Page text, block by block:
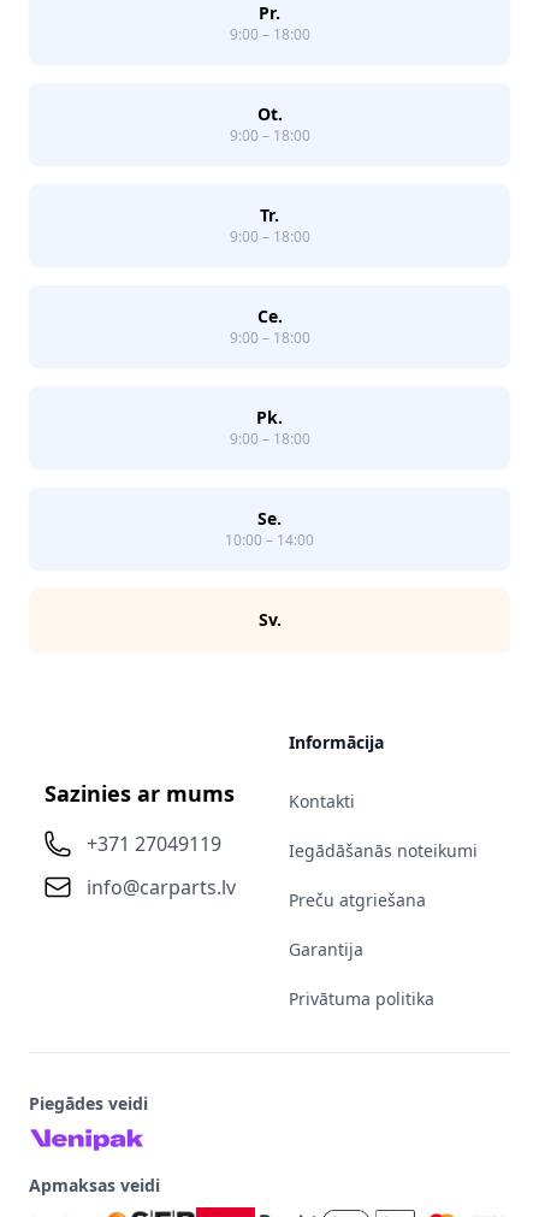
Pr.
9:00 – 18:00
Ot.
9:00 – 18:00
Tr.
9:00 – 18:00
Ce.
9:00 – 18:00
Pk.
9:00 – 18:00
Se.
10:00 – 14:00
Sv.
Sazinies ar mums
+371 27049119
info@carparts.lv
Informācija
Kontakti
Iegādāšanās noteikumi
Preču atgriešana
Garantija
Privātuma politika
Piegādes veidi
Apmaksas veidi